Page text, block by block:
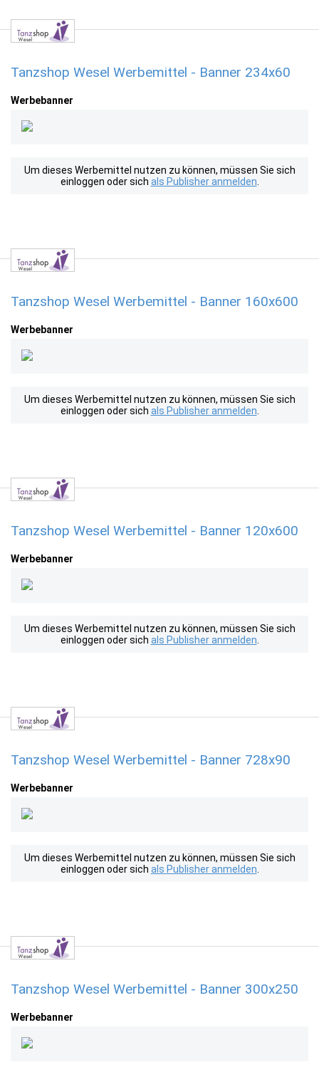
Tanzshop Wesel Werbemittel - Banner 234x60
Werbebanner
Um dieses Werbemittel nutzen zu können, müssen Sie sich
einloggen oder sich als Publisher anmelden
Tanzshop Wesel Werbemittel - Banner 160x600
Werbebanner
Um dieses Werbemittel nutzen zu können, müssen Sie sich
einloggen oder sich als Publisher anmelden
Tanzshop Wesel Werbemittel - Banner 120x600
Werbebanner
Um dieses Werbemittel nutzen zu können, müssen Sie sich
einloggen oder sich als Publisher anmelden
Tanzshop Wesel Werbemittel - Banner 728x90
Werbebanner
Um dieses Werbemittel nutzen zu können, müssen Sie sich
einloggen oder sich als Publisher anmelden
Tanzshop Wesel Werbemittel - Banner 300x250
Werbebanner